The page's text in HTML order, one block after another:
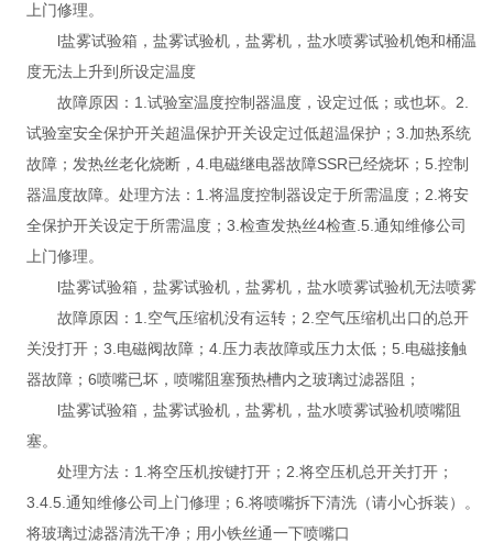
上门修理。
l盐雾试验箱，盐雾试验机，盐雾机，盐水喷雾试验机饱和桶温
度无法上升到所设定温度
故障原因：1.试验室温度控制器温度，设定过低；或也坏。2.
试验室安全保护开关超温保护开关设定过低超温保护；3.加热系统
故障；发热丝老化烧断，4.电磁继电器故障SSR已经烧坏；5.控制
器温度故障。处理方法：1.将温度控制器设定于所需温度；2.将安
全保护开关设定于所需温度；3.检查发热丝4检查.5.通知维修公司
上门修理。
l盐雾试验箱，盐雾试验机，盐雾机，盐水喷雾试验机无法喷雾
故障原因：1.空气压缩机没有运转；2.空气压缩机出口的总开
关没打开；3.电磁阀故障；4.压力表故障或压力太低；5.电磁接触
器故障；6喷嘴已坏，喷嘴阻塞预热槽内之玻璃过滤器阻；
l盐雾试验箱，盐雾试验机，盐雾机，盐水喷雾试验机喷嘴阻
塞。
处理方法：1.将空压机按键打开；2.将空压机总开关打开；
3.4.5.通知维修公司上门修理；6.将喷嘴拆下清洗（请小心拆装）。
将玻璃过滤器清洗干净；用小铁丝通一下喷嘴口